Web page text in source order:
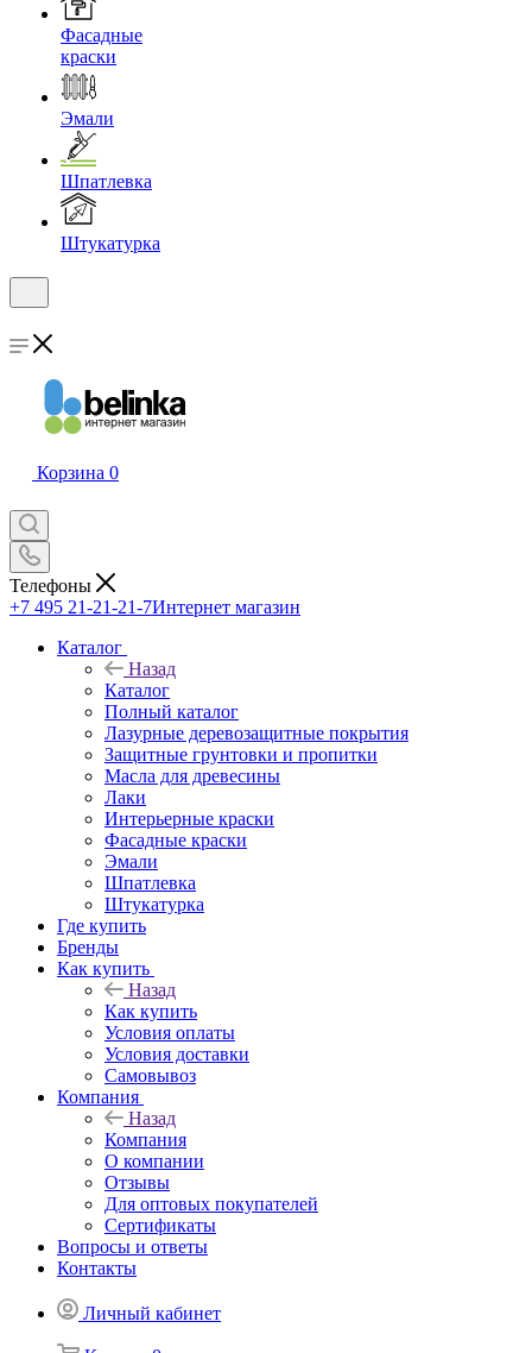
Фасадные
краски
Эмали
Шпатлевка
Штукатурка
Корзина 0
Телефоны
+7 495 21-21-21-7Интернет магазин
Каталог
Назад
Каталог
Полный каталог
Лазурные деревозащитные покрытия
Защитные грунтовки и пропитки
Масла для древесины
Лаки
Интерьерные краски
Фасадные краски
Эмали
Шпатлевка
Штукатурка
Где купить
Бренды
Как купить
Назад
Как купить
Условия оплаты
Условия доставки
Самовывоз
Компания
Назад
Компания
О компании
Отзывы
Для оптовых покупателей
Сертификаты
Вопросы и ответы
Контакты
Личный кабинет